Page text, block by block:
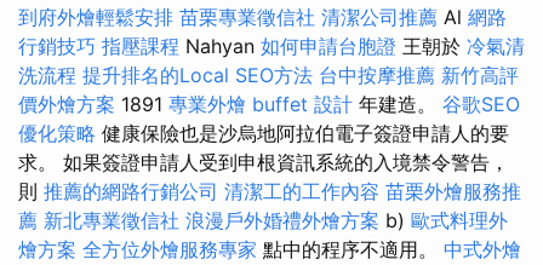
到府外燴輕鬆安排 苗栗專業徵信社 清潔公司推薦 Al 網路
行銷技巧 指壓課程 Nahyan 如何申請台胞證 王朝於 冷氣清
洗流程 提升排名的Local SEO方法 台中按摩推薦 新竹高評
價外燴方案 1891 專業外燴 buffet 設計 年建造。 谷歌SEO
優化策略 健康保險也是沙烏地阿拉伯電子簽證申請人的要
求。 如果簽證申請人受到申根資訊系統的入境禁令警告，
則 推薦的網路行銷公司 清潔工的工作內容 苗栗外燴服務推
薦 新北專業徵信社 浪漫戶外婚禮外燴方案 b) 歐式料理外
燴方案 全方位外燴服務專家 點中的程序不適用。 中式外燴